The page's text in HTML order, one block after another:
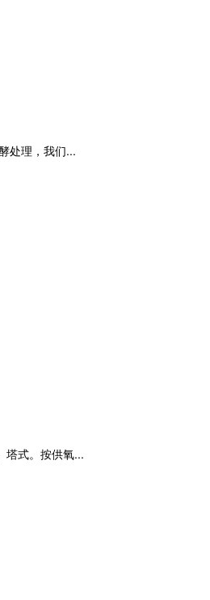
处理，我们...
塔式。按供氧...